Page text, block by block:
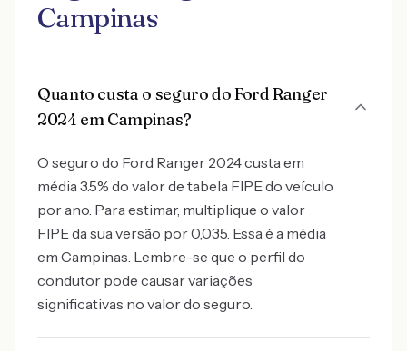
Campinas
Quanto custa o seguro do Ford Ranger
2024 em Campinas?
O seguro do Ford Ranger 2024 custa em
média 3.5% do valor de tabela FIPE do veículo
por ano. Para estimar, multiplique o valor
FIPE da sua versão por 0,035. Essa é a média
em Campinas. Lembre-se que o perfil do
condutor pode causar variações
significativas no valor do seguro.